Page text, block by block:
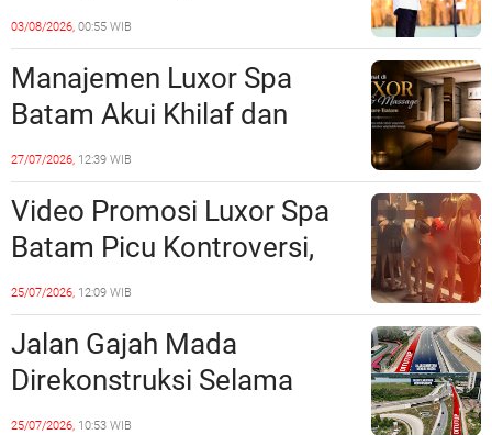
Prioritas, Targetkan
Realisasi Pembangunan
Lampaui 50 Persen
03/08/2026, 00:55 WIB
Manajemen Luxor Spa
Batam Akui Khilaf dan
Minta Maaf, Konten
Langsung Di-Takedown
27/07/2026, 12:39 WIB
Video Promosi Luxor Spa
Batam Picu Kontroversi,
Dinilai Bermuatan Sensual
25/07/2026, 12:09 WIB
Jalan Gajah Mada
Direkonstruksi Selama
Empat Minggu, Ini Skema
25/07/2026, 10:53 WIB